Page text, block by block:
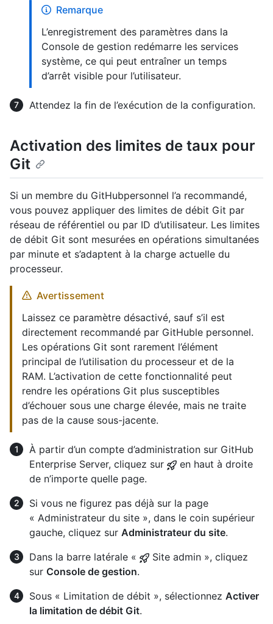
Remarque
L’enregistrement des paramètres dans la
Console de gestion redémarre les services
système, ce qui peut entraîner un temps
d’arrêt visible pour l’utilisateur.
Attendez la fin de l’exécution de la configuration.
Activation des limites de taux pour
Git
Si un membre du GitHubpersonnel l’a recommandé,
vous pouvez appliquer des limites de débit Git par
réseau de référentiel ou par ID d’utilisateur. Les limites
de débit Git sont mesurées en opérations simultanées
par minute et s’adaptent à la charge actuelle du
processeur.
Avertissement
Laissez ce paramètre désactivé, sauf s’il est
directement recommandé par GitHuble personnel.
Les opérations Git sont rarement l’élément
principal de l’utilisation du processeur et de la
RAM. L’activation de cette fonctionnalité peut
rendre les opérations Git plus susceptibles
d’échouer sous une charge élevée, mais ne traite
pas de la cause sous-jacente.
À partir d’un compte d’administration sur GitHub
Enterprise Server, cliquez sur
en haut à droite
de n’importe quelle page.
Si vous ne figurez pas déjà sur la page
« Administrateur du site », dans le coin supérieur
gauche, cliquez sur Administrateur du site.
Dans la barre latérale «
Site admin », cliquez
sur Console de gestion.
Sous « Limitation de débit », sélectionnez Activer
la limitation de débit Git.